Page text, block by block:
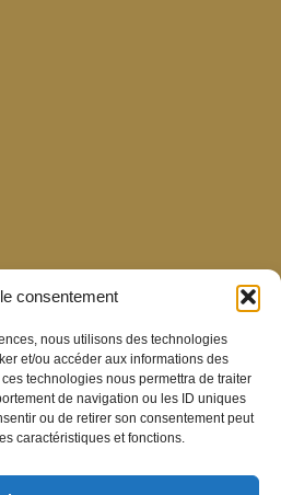
consentement
nous utilisons des technologies
et/ou accéder aux informations des
technologies nous permettra de traiter
de navigation ou les ID uniques
ou de retirer son consentement peut
caractéristiques et fonctions.